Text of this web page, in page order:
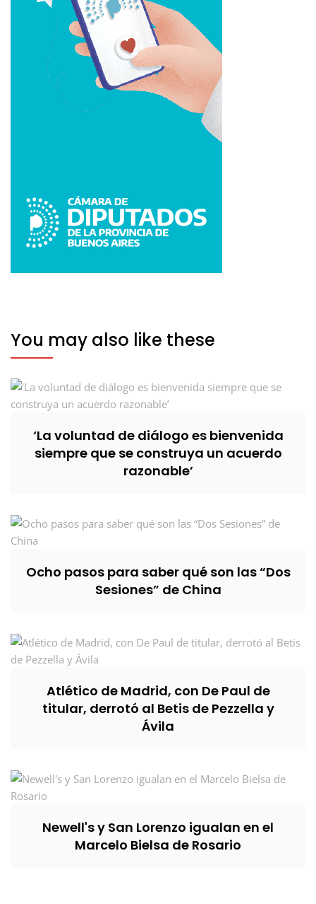
You may also like these
‘La voluntad de diálogo es bienvenida
siempre que se construya un acuerdo
razonable’
Ocho pasos para saber qué son las “Dos
Sesiones” de China
Atlético de Madrid, con De Paul de
titular, derrotó al Betis de Pezzella y
Ávila
Newell's y San Lorenzo igualan en el
Marcelo Bielsa de Rosario